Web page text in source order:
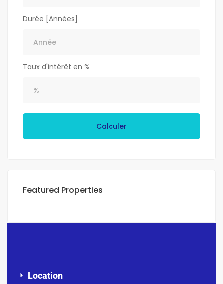
Durée [Années]
Taux d'intérêt en %
Calculer
Featured Properties
Location